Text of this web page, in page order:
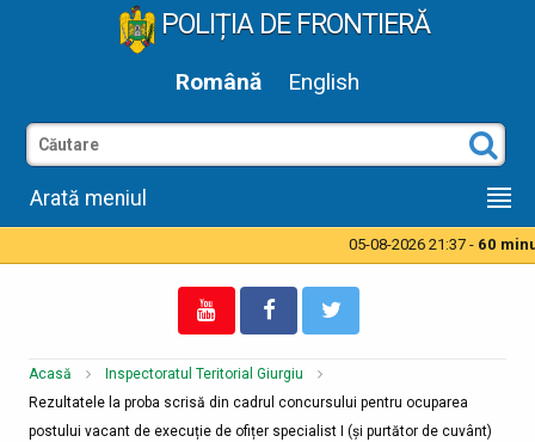
POLIȚIA DE FRONTIERĂ
Română English
Arată meniul
05-08-2026 21:37 - 60
Acasă
Inspectoratul Teritorial Giurgiu
Rezultatele la proba scrisă din cadrul concursului pentru ocuparea
postului vacant de execuție de ofițer specialist I (și purtător de cuvânt)